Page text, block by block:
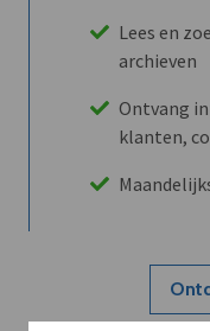
Lees en
archieven
Ontvang
klanten,